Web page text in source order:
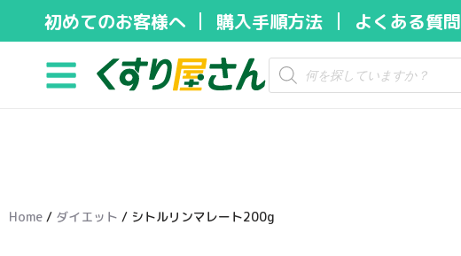
キ
初めてのお客様へ 購入手順方法 よくある質問
Home / ダイエット / シトルリンマレート200g